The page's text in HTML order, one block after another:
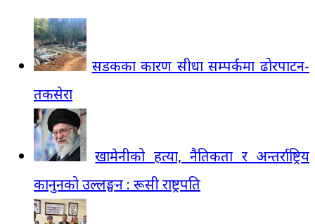
सडकका कारण सीधा सम्पर्कमा ढोरपाटन-
तकसेरा
खामेनीको हत्या, नैतिकता र अन्तर्राष्ट्रिय
कानुनको उल्लङ्घन : रूसी राष्ट्रपति